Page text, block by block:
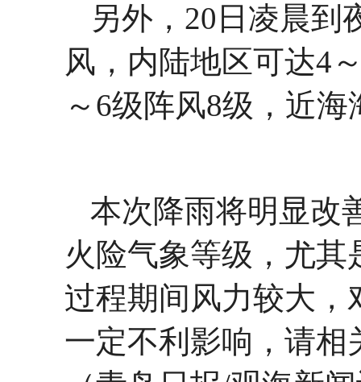
另外，20日凌晨到
风，内陆地区可达4
～6级阵风8级，近
本次降雨将明显改
火险气象等级，尤
过程期间风力较大，
一定不利影响，请相